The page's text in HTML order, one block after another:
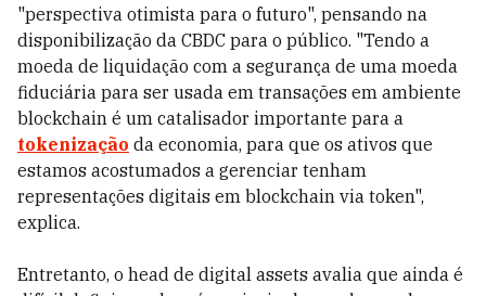
"perspectiva otimista para o futuro", pensando na
disponibilização da CBDC para o público. "Tendo a
moeda de liquidação com a segurança de uma moeda
fiduciária para ser usada em transações em ambiente
blockchain é um catalisador importante para a
tokenização da economia, para que os ativos que
estamos acostumados a gerenciar tenham
representações digitais em blockchain via token",
explica.
Entretanto, o head de digital assets avalia que ainda é